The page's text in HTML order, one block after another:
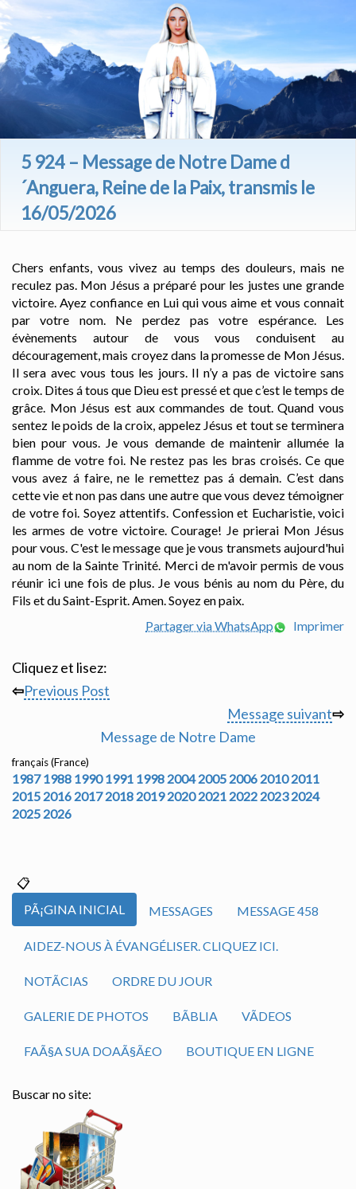
5 924 – Message de Notre Dame d
´Anguera, Reine de la Paix, transmis le
16/05/2026
Chers enfants, vous vivez au temps des douleurs, mais ne
reculez pas. Mon Jésus a préparé pour les justes une grande
victoire. Ayez confiance en Lui qui vous aime et vous connait
par votre nom. Ne perdez pas votre espérance. Les
évènements autour de vous vous conduisent au
découragement, mais croyez dans la promesse de Mon Jésus.
Il sera avec vous tous les jours. Il n’y a pas de victoire sans
croix. Dites á tous que Dieu est pressé et que c’est le temps de
grâce. Mon Jésus est aux commandes de tout. Quand vous
sentez le poids de la croix, appelez Jésus et tout se terminera
bien pour vous. Je vous demande de maintenir allumée la
flamme de votre foi. Ne restez pas les bras croisés. Ce que
vous avez á faire, ne le remettez pas á demain. C’est dans
cette vie et non pas dans une autre que vous devez témoigner
de votre foi. Soyez attentifs. Confession et Eucharistie, voici
les armes de votre victoire. Courage! Je prierai Mon Jésus
pour vous. C'est le message que je vous transmets aujourd'hui
au nom de la Sainte Trinité. Merci de m'avoir permis de vous
réunir ici une fois de plus. Je vous bénis au nom du Père, du
Fils et du Saint-Esprit. Amen. Soyez en paix.
Partager via WhatsApp
Imprimer
Cliquez et lisez:
⇦Previous Post
Message suivant⇨
Message de Notre Dame
français (France)
1987 1988 1990 1991 1998 2004 2005 2006 2010 2011
2015 2016 2017 2018 2019 2020 2021 2022 2023 2024
2025 2026
PÃ¡GINA INICIAL MESSAGES MESSAGE 458
AIDEZ-NOUS À ÉVANGÉLISER. CLIQUEZ ICI.
NOTÃ­CIAS ORDRE DU JOUR
GALERIE DE PHOTOS BÃ­BLIA VÃ­DEOS
FAÃ§A SUA DOAÃ§Ã£O BOUTIQUE EN LIGNE
Buscar no site: